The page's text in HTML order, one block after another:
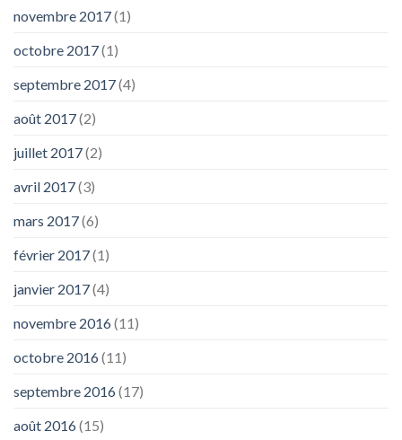
novembre 2017(1)
octobre 2017(1)
septembre 2017(4)
août 2017(2)
juillet 2017(2)
avril 2017(3)
mars 2017(6)
février 2017(1)
janvier 2017(4)
novembre 2016(11)
octobre 2016(11)
septembre 2016(17)
août 2016(15)